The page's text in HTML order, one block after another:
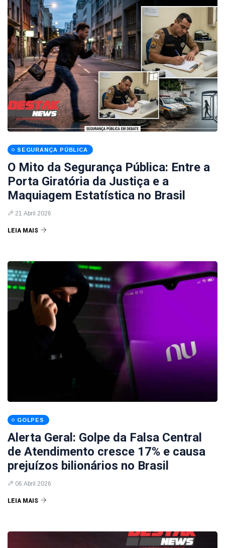
SEGURANÇA PÚBLICA
O Mito da Segurança Pública: Entre a
Porta Giratória da Justiça e a
Maquiagem Estatística no Brasil
21 Abril 2026
LEIA MAIS
GOLPES
Alerta Geral: Golpe da Falsa Central
de Atendimento cresce 17% e causa
prejuízos bilionários no Brasil
06 Abril 2026
LEIA MAIS